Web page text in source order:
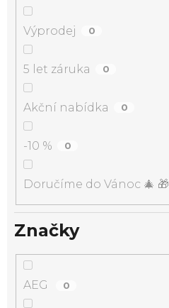
Výprodej 0
5 let záruka 0
Akční nabídka 0
-10 % 0
Doručíme do Vánoc 🎄 🎁
Značky
AEG 0